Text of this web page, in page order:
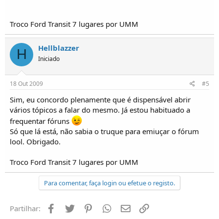
Troco Ford Transit 7 lugares por UMM
H Hellblazzer
Iniciado
18 Out 2009 #5
Sim, eu concordo plenamente que é dispensável abrir
vários tópicos a falar do mesmo. Já estou habituado a
frequentar fóruns
Só que lá está, não sabia o truque para emiuçar o fórum
lool. Obrigado.
Troco Ford Transit 7 lugares por UMM
Para comentar, faça login ou efetue o registo.
Partilhar: Facebook
Twitter PinterestWhatsapp
Email